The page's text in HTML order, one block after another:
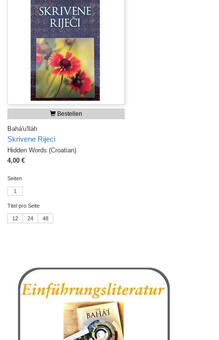
Bestellen
Bahá'u'lláh
Skrivene Rijeci
Hidden Words (Croatian)
4,00 €
Seiten
1
Titel pro Seite
12 24 48